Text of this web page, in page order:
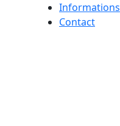
Informations
Contact